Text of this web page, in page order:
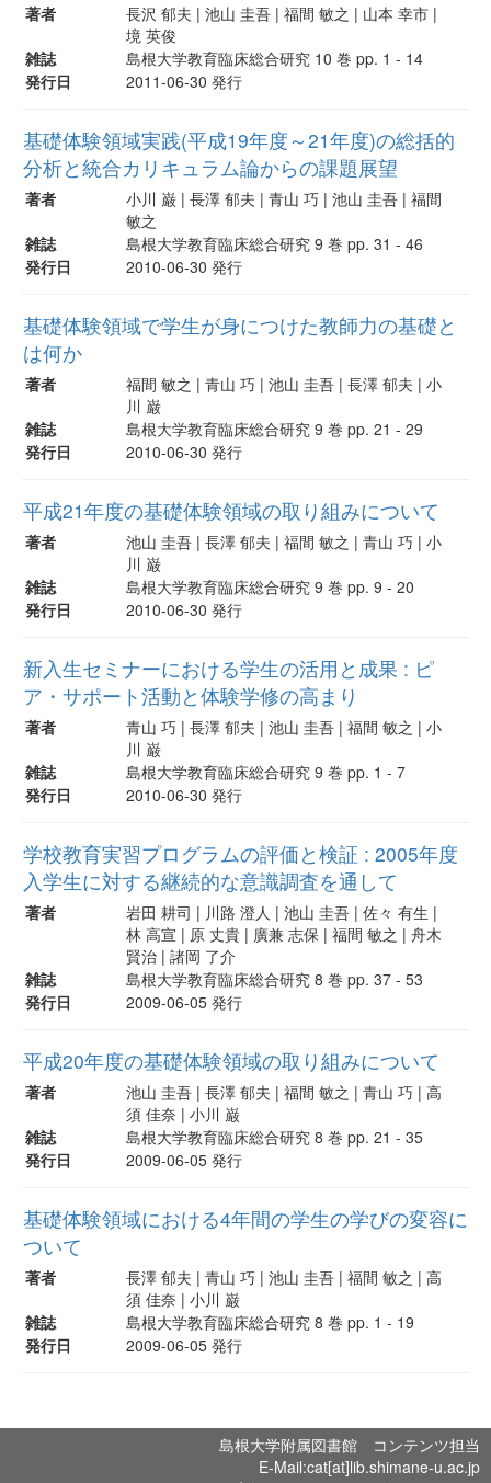
著者
長沢 郁夫 | 池山 圭吾 | 福間 敏之 | 山本 幸市 |
境 英俊
雑誌
島根大学教育臨床総合研究 10 巻 pp. 1 - 14
発行日
2011-06-30 発行
基礎体験領域実践(平成19年度～21年度)の総括的
分析と統合カリキュラム論からの課題展望
著者
小川 巌 | 長澤 郁夫 | 青山 巧 | 池山 圭吾 | 福間
敏之
雑誌
島根大学教育臨床総合研究 9 巻 pp. 31 - 46
発行日
2010-06-30 発行
基礎体験領域で学生が身につけた教師力の基礎と
は何か
著者
福間 敏之 | 青山 巧 | 池山 圭吾 | 長澤 郁夫 | 小
川 巌
雑誌
島根大学教育臨床総合研究 9 巻 pp. 21 - 29
発行日
2010-06-30 発行
平成21年度の基礎体験領域の取り組みについて
著者
池山 圭吾 | 長澤 郁夫 | 福間 敏之 | 青山 巧 | 小
川 巌
雑誌
島根大学教育臨床総合研究 9 巻 pp. 9 - 20
発行日
2010-06-30 発行
新入生セミナーにおける学生の活用と成果 : ピ
ア・サポート活動と体験学修の高まり
著者
青山 巧 | 長澤 郁夫 | 池山 圭吾 | 福間 敏之 | 小
川 巌
雑誌
島根大学教育臨床総合研究 9 巻 pp. 1 - 7
発行日
2010-06-30 発行
学校教育実習プログラムの評価と検証 : 2005年度
入学生に対する継続的な意識調査を通して
著者
岩田 耕司 | 川路 澄人 | 池山 圭吾 | 佐々 有生 |
林 高宣 | 原 丈貴 | 廣兼 志保 | 福間 敏之 | 舟木
賢治 | 諸岡 了介
雑誌
島根大学教育臨床総合研究 8 巻 pp. 37 - 53
発行日
2009-06-05 発行
平成20年度の基礎体験領域の取り組みについて
著者
池山 圭吾 | 長澤 郁夫 | 福間 敏之 | 青山 巧 | 高
須 佳奈 | 小川 巌
雑誌
島根大学教育臨床総合研究 8 巻 pp. 21 - 35
発行日
2009-06-05 発行
基礎体験領域における4年間の学生の学びの変容に
ついて
著者
長澤 郁夫 | 青山 巧 | 池山 圭吾 | 福間 敏之 | 高
須 佳奈 | 小川 巌
雑誌
島根大学教育臨床総合研究 8 巻 pp. 1 - 19
発行日
2009-06-05 発行
島根大学附属図書館 コンテンツ担当
E-Mail:cat[at]lib.shimane-u.ac.jp